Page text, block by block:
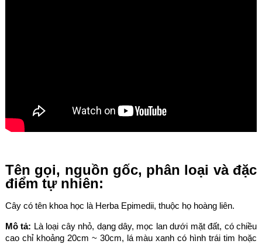
Tên gọi, nguồn gốc, phân loại và đặc
điểm tự nhiên:
Cây có tên khoa học là Herba Epimedii, thuộc họ hoàng liên.
Mô tả: Là loại cây nhỏ, dạng dây, mọc lan dưới mặt đất, có chiều
cao chỉ khoảng 20cm ~ 30cm, lá màu xanh có hình trái tim hoặc